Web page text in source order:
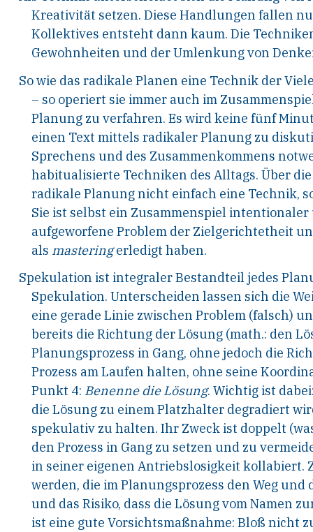
Kreativität setzen. Diese Handlungen fallen
Kollektives entsteht dann kaum. Die
Gewohnheiten und der Umlenkung von
So wie das radikale Planen eine Technik der
– so operiert sie immer auch im
Planung zu verfahren. Es wird keine fünf
einen Text mittels radikaler Planung zu disku
Sprechens und des Zusammenkommens
habitualisierte Techniken des Alltags. Über
radikale Planung nicht einfach eine Technik,
Sie ist selbst ein Zusammenspiel
aufgeworfene Problem der Zielgerichtetheit
als mastering erledigt haben.
Spekulation ist integralerBestandteil jedes
Spekulation. Unterscheiden lassen sich die
eine gerade Linie zwischen Problem (falsch)
bereits die Richtung der Lösung (math.: den
Planungsprozess in Gang, ohne jedoch die
Prozess amLaufen halten, ohne seine
Punkt 4: Benenne die Lösung. Wichtig ist
die Lösung zu einem Platzhalter degradiert
spekulativ zu halten. Ihr Zweck ist doppelt
den Prozess in Gang zu setzen und zu
in seiner eigenen Antriebslosigkeit kollabiert.
werden, die im Planungsprozess den Weg und
und das Risiko, dass die Lösung vom Namen
ist eine gute Vorsichtsmaßnahme: Bloß nicht